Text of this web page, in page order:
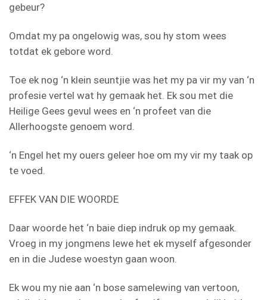
gebeur?
Omdat my pa ongelowig was, sou hy stom wees
totdat ek gebore word.
Toe ek nog ‘n klein seuntjie was het my pa vir my van ‘n
profesie vertel wat hy gemaak het. Ek sou met die
Heilige Gees gevul wees en ‘n profeet van die
Allerhoogste genoem word.
‘n Engel het my ouers geleer hoe om my vir my taak op
te voed.
EFFEK VAN DIE WOORDE
Daar woorde het ‘n baie diep indruk op my gemaak.
Vroeg in my jongmens lewe het ek myself afgesonder
en in die Judese woestyn gaan woon.
Ek wou my nie aan ‘n bose samelewing van vertoon,